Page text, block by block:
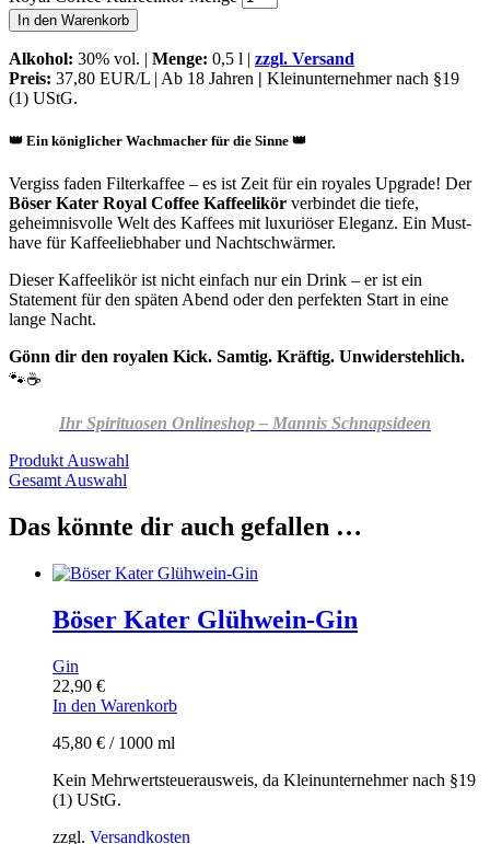
In den Warenkorb
Alkohol: 30% vol. | Menge: 0,5 l | zzgl. Versand
Preis: 37,80 EUR/L | Ab 18 Jahren | Kleinunternehmer nach §19
(1) UStG.
👑 Ein königlicher Wachmacher für die Sinne 👑
Vergiss faden Filterkaffee – es ist Zeit für ein royales Upgrade! Der
Böser Kater Royal Coffee Kaffeelikör verbindet die tiefe,
geheimnisvolle Welt des Kaffees mit luxuriöser Eleganz. Ein Must-
have für Kaffeeliebhaber und Nachtschwärmer.
Dieser Kaffeelikör ist nicht einfach nur ein Drink – er ist ein
Statement für den späten Abend oder den perfekten Start in eine
lange Nacht.
Gönn dir den royalen Kick. Samtig. Kräftig. Unwiderstehlich.
🐾☕️
Ihr Spirituosen Onlineshop – Mannis Schnapsideen
Produkt Auswahl
Gesamt Auswahl
Das könnte dir auch gefallen …
Böser Kater Glühwein-Gin
Gin
22,90 €
In den Warenkorb
45,80 € / 1000 ml
Kein Mehrwertsteuerausweis, da Kleinunternehmer nach §19
(1) UStG.
zzgl. Versandkosten